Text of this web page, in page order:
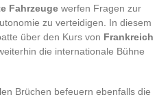
Fahrzeuge werfen Fragen zur
zu verteidigen. In diesem
über den Kurs von Frankreich
die internationale Bühne
Brüchen befeuern ebenfalls die